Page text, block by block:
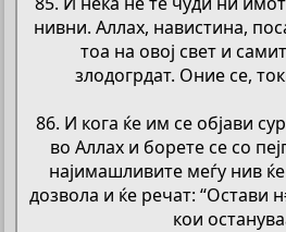
нивни. Аллах, навистина,
тоа на овој свет и
злодогрдат. Оние се,
86. И кога ќе им се објави
во Аллах и борете се со
најимашливите меѓу нив
дозвола и ќе речат: “Остави
кои